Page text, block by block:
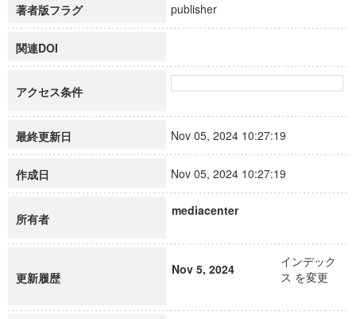
著者版フラグ publisher
関連DOI
アクセス条件
最終更新日 Nov 05, 2024 10:27:19
作成日 Nov 05, 2024 10:27:19
所有者
mediacenter
更新履歴
Nov 5, 2024
インデック
ス を変更